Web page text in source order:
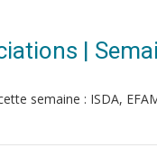
|
semaine : ISDA,